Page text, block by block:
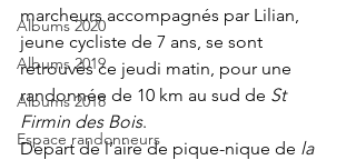
Albums 2020
Albums 2019
Albums 2018
Espace randonneurs
marcheurs accompagnés par Lilian,
jeune cycliste de 7 ans, se sont
retrouvés ce jeudi matin, pour une
randonnée de 10 km au sud de St
Firmin des Bois.
Départ de l’aire de pique-nique de la